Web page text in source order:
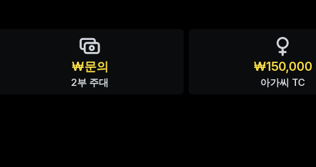
₩문의
2부 주대
₩150,000
아가씨 TC